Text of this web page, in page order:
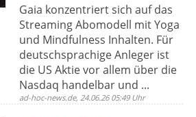
Gaia konzentriert sich auf das
Streaming Abomodell mit Yoga
und Mindfulness Inhalten. Für
deutschsprachige Anleger ist
die US Aktie vor allem über die
Nasdaq handelbar und ...
ad-hoc-news.de, 24.06.26 05:49 Uhr